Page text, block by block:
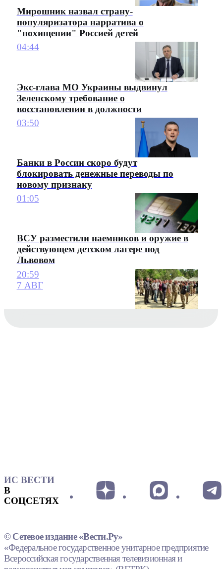
Мирошник назвал страну-
популяризатора нарратива о
"похищении" Россией детей
04:44
Экс-глава МО Украины выдвинул
Зеленскому требование о
восстановлении в должности
03:50
Банки в России скоро будут
блокировать денежные переводы по
новому признаку
01:05
ВСУ разместили наемников и оружие в
действующем детском лагере под
Львовом
20:59
7 АВГ
ИС ВЕСТИ
В
СОЦСЕТЯХ
© Сетевое издание «Вести.Ру»
«Федеральное государственное унитарное предприятие
Всероссийская государственная телевизионная и